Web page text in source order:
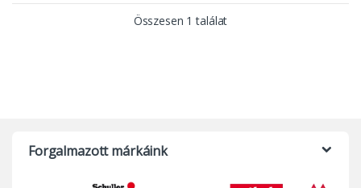
Összesen 1 találat
Forgalmazott márkáink